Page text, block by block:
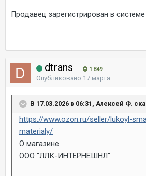
Продавец зарегистрирован в
dtrans 1 849
Опубликовано 17 марта
В 17.03.2026 в 06:31, Алексей Ф.
https://www.ozon.ru/seller/lukoyl-
materialy/
О магазине
ООО "ЛЛК-ИНТЕРНЕШНЛ"